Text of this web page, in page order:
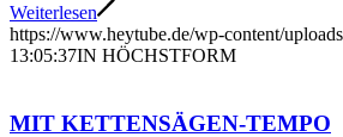
Weiterlesen
https://www.heytube.de/wp-content/
13:05:37IN HÖCHSTFORM
MIT KETTENSÄGEN-TEMPO